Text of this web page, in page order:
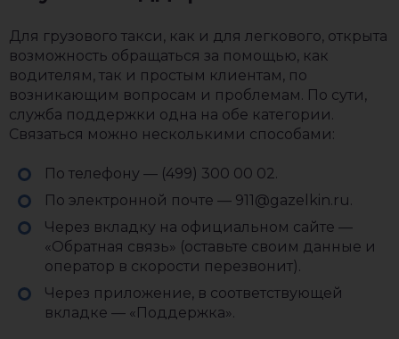
Для грузового такси, как и для легкового, открыта
возможность обращаться за помощью, как
водителям, так и простым клиентам, по
возникающим вопросам и проблемам. По сути,
служба поддержки одна на обе категории.
Связаться можно несколькими способами:
По телефону — (499) 300 00 02.
По электронной почте — 911@gazelkin.ru.
Через вкладку на официальном сайте —
«Обратная связь» (оставьте своим данные и
оператор в скорости перезвонит).
Через приложение, в соответствующей
вкладке — «Поддержка».